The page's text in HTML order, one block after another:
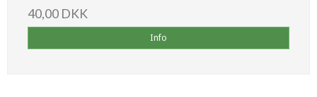
40,00 DKK
Info